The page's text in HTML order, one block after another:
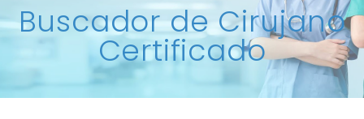
Buscador de Cirujano
Certificado